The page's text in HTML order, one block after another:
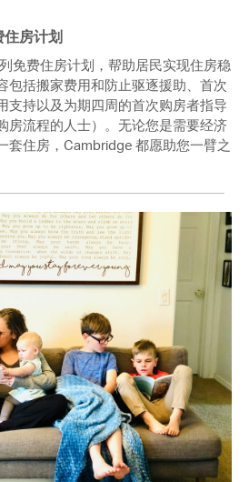
房计划
免费住房计划，帮助居民实现住房稳
包括搬家费用和防止驱逐援助、首次
支持以及为期四周的首次购房者指导
房流程的人士）。无论您是需要经济
套住房，Cambridge 都愿助您一臂之